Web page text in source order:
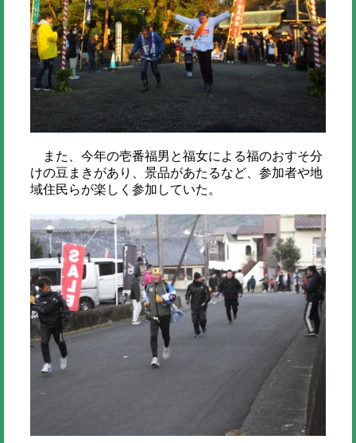
また、今年の壱番福男と福女による福のおすそ分
けの豆まきがあり、景品があたるなど、参加者や地
域住民らが楽しく参加していた。